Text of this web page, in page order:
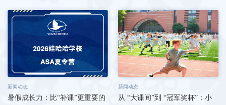
新闻动态
暑假成长力：比“补课”更重要的
新闻动态
从 “大课间”到 “冠军奖杯”：小